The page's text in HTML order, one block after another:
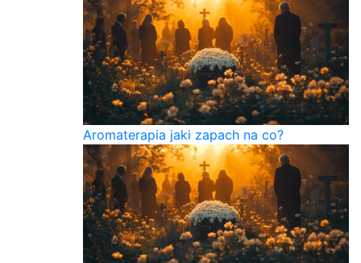
Aromaterapia jaki zapach na co?